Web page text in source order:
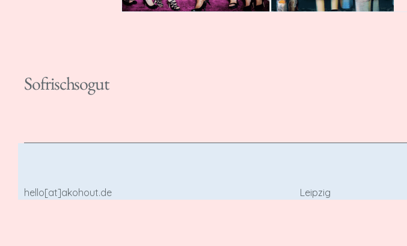
Sofrischsogut
hello[at]akohout.de Leipzig